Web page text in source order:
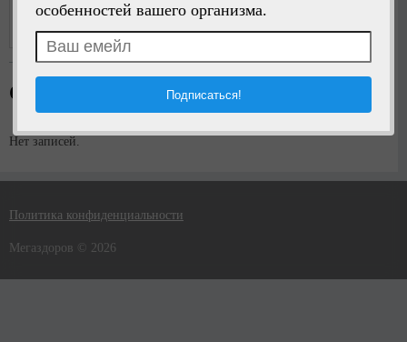
особенностей вашего организма.
Стена пользователя
Нет записей.
Политика конфиденциальности
Мегаздоров © 2026